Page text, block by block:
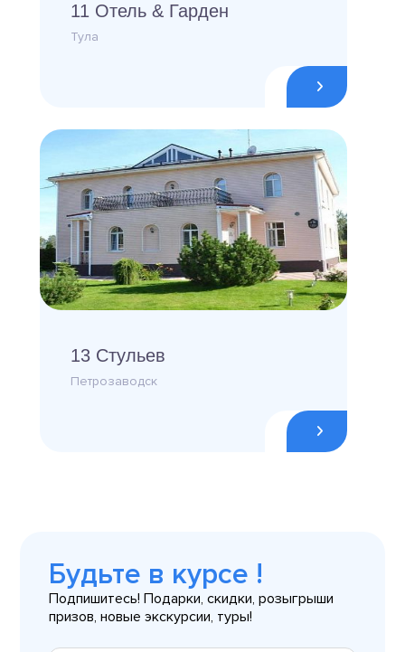
11 Отель & Гарден
Тула
13 Стульев
Петрозаводск
Будьте в курсе !
Подпишитесь! Подарки, скидки, розыгрыши
призов, новые экскурсии, туры!